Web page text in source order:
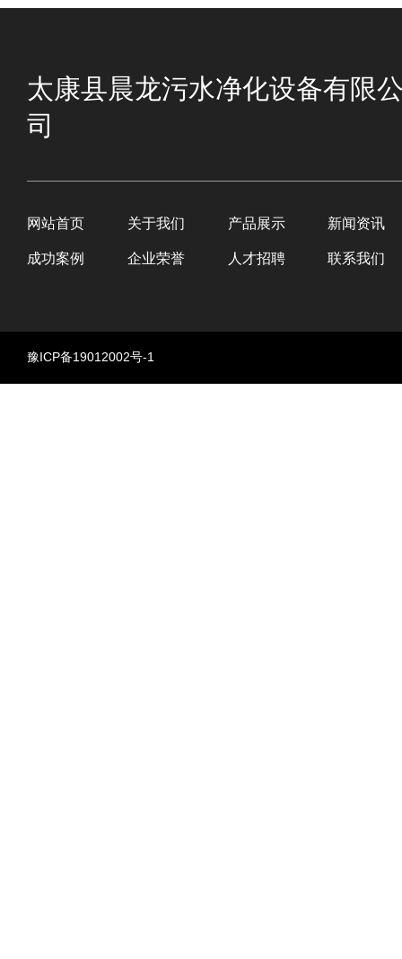
太康县晨龙污水净化设备有限
司
网站首页 关于我们 产品展示 新闻资讯
成功案例 企业荣誉 人才招聘 联系我们
豫ICP备19012002号-1